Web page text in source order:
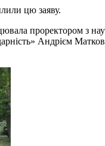
цю заяву.
проректором з
Андрієм